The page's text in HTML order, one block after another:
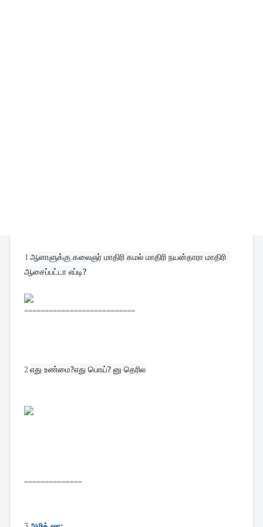
1ஆளாளுக்கு கலைஞர் மாதிரி கமல் மாதிரி நயன்தாரா மாதிரி
ஆசைப்பட்டா எப்டி?
===========================
2 எது உண்மை?எது பொய்? னு தெரில
==============